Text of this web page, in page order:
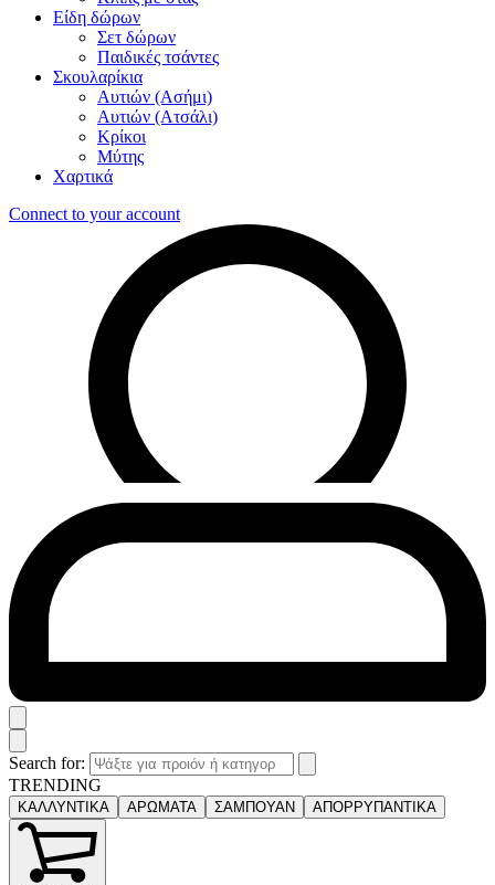
Είδη δώρων
Σετ δώρων
Παιδικές τσάντες
Σκουλαρίκια
Αυτιών (Ασήμι)
Αυτιών (Ατσάλι)
Κρίκοι
Μύτης
Χαρτικά
Connect to your account
Search for:
TRENDING
ΚΑΛΛΥΝΤΙΚΑ ΑΡΩΜΑΤΑ ΣΑΜΠΟΥΑΝ ΑΠΟΡΡΥΠΑΝΤΙΚΑ